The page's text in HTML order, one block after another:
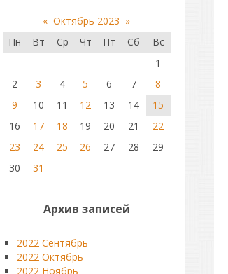
« Октябрь 2023 »
Пн
Вт Ср Чт Пт Сб
Вс
1
2
3 4 5 6 7
8
9
10 11 12 13 14
15
16
17 18 19 20 21
22
23
24 25 26 27 28
29
30
31
Архив записей
2022 Сентябрь
2022 Октябрь
2022 Ноябрь